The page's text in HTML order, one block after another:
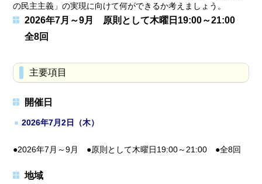
の民主主義」の実現に向けて何ができるか考えましょう。
2026年7月～9月 原則として木曜日19:00～21:00
全8回
主要項目
開催日
2026年7月2日（木）
●2026年7月～9月 ●原則として木曜日19:00～21:00 ●全8回
地域